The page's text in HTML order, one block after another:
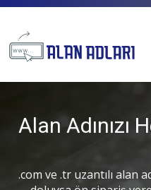
Alan Adınızı
.com ve .tr uzantılı alan